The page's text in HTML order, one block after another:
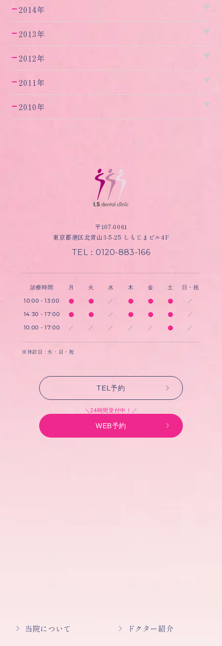
2014年
2013年
2012年
2011年
2010年
〒107-0061
東京都港区北青山3-5-25 しもじまビル4F
TEL：0120-883-166
診療時間 月 火 水 木 金 土 日・祝
10:00 - 13:00 ／ ／
14:30 - 17:00 ／ ／
10:00 - 17:00 ／ ／ ／ ／ ／ ／
※休診日 : 水・日・祝
TEL予約
＼24時間受付中！／
WEB予約
当院について ドクター紹介